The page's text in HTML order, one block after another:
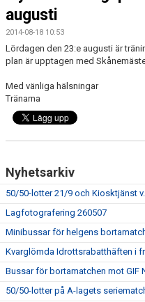
DOKUMENT
KONTAKT
augusti
2014-08-18 10:53
Lördagen den 23:e augusti är
plan är upptagen med
Med vänliga hälsningar
Tränarna
Nyhetsarkiv
50/50-lotter 21/9 och Kiosktjänst
Lagfotografering 260507
Minibussar för helgens
Kvarglömda Idrottsrabatthäften i
Bussar för bortamatchen mot GIF
50/50-lotter på A-lagets